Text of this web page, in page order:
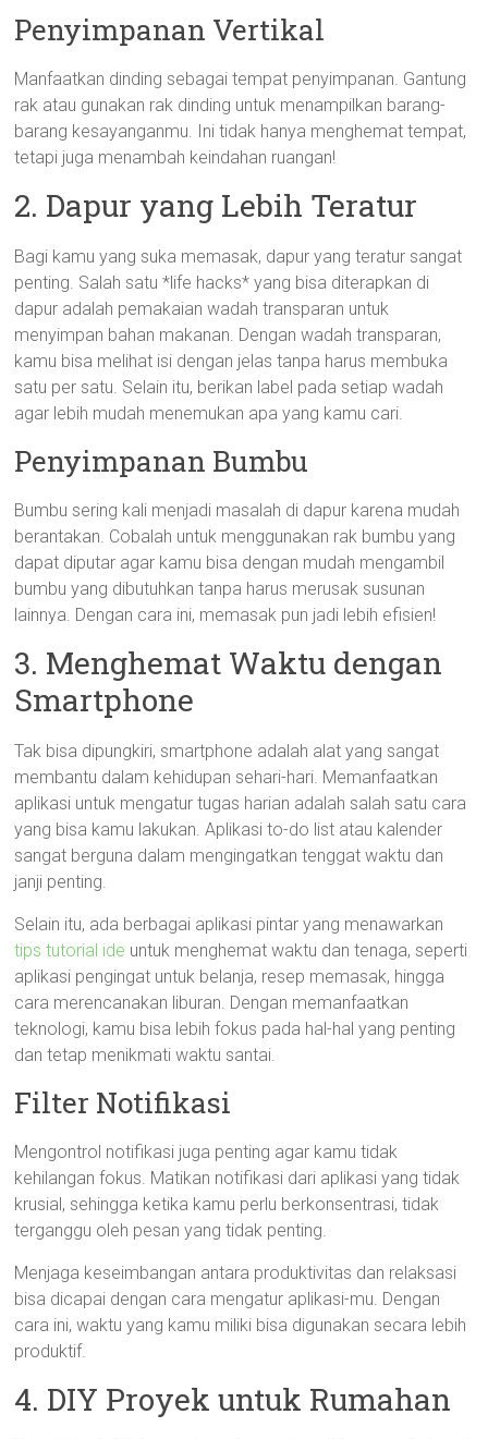
Penyimpanan Vertikal
Manfaatkan dinding sebagai tempat penyimpanan. Gantung
rak atau gunakan rak dinding untuk menampilkan barang-
barang kesayanganmu. Ini tidak hanya menghemat tempat,
tetapi juga menambah keindahan ruangan!
2. Dapur yang Lebih Teratur
Bagi kamu yang suka memasak, dapur yang teratur sangat
penting. Salah satu *life hacks* yang bisa diterapkan di
dapur adalah pemakaian wadah transparan untuk
menyimpan bahan makanan. Dengan wadah transparan,
kamu bisa melihat isi dengan jelas tanpa harus membuka
satu per satu. Selain itu, berikan label pada setiap wadah
agar lebih mudah menemukan apa yang kamu cari.
Penyimpanan Bumbu
Bumbu sering kali menjadi masalah di dapur karena mudah
berantakan. Cobalah untuk menggunakan rak bumbu yang
dapat diputar agar kamu bisa dengan mudah mengambil
bumbu yang dibutuhkan tanpa harus merusak susunan
lainnya. Dengan cara ini, memasak pun jadi lebih efisien!
3. Menghemat Waktu dengan
Smartphone
Tak bisa dipungkiri, smartphone adalah alat yang sangat
membantu dalam kehidupan sehari-hari. Memanfaatkan
aplikasi untuk mengatur tugas harian adalah salah satu cara
yang bisa kamu lakukan. Aplikasi to-do list atau kalender
sangat berguna dalam mengingatkan tenggat waktu dan
janji penting.
Selain itu, ada berbagai aplikasi pintar yang menawarkan
tips tutorial ide untuk menghemat waktu dan tenaga, seperti
aplikasi pengingat untuk belanja, resep memasak, hingga
cara merencanakan liburan. Dengan memanfaatkan
teknologi, kamu bisa lebih fokus pada hal-hal yang penting
dan tetap menikmati waktu santai.
Filter Notifikasi
Mengontrol notifikasi juga penting agar kamu tidak
kehilangan fokus. Matikan notifikasi dari aplikasi yang tidak
krusial, sehingga ketika kamu perlu berkonsentrasi, tidak
terganggu oleh pesan yang tidak penting.
Menjaga keseimbangan antara produktivitas dan relaksasi
bisa dicapai dengan cara mengatur aplikasi-mu. Dengan
cara ini, waktu yang kamu miliki bisa digunakan secara lebih
produktif.
4. DIY Proyek untuk Rumahan